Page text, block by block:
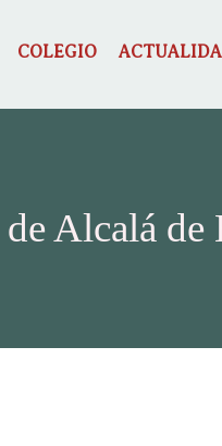
COLEGIO
Alcalá de